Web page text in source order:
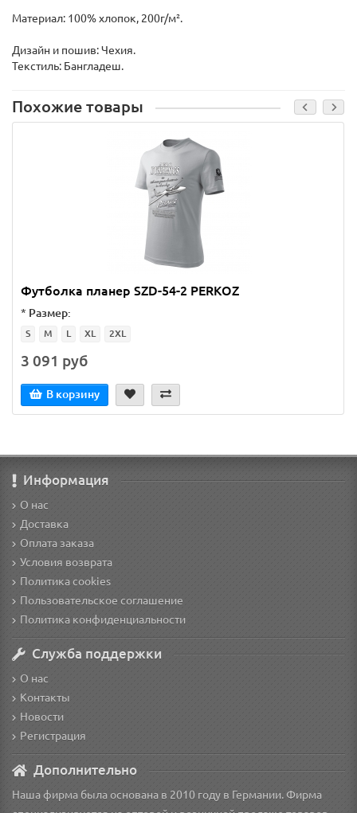
Материал: 100% хлопок, 200г/м².
Дизайн и пошив: Чехия.
Текстиль: Бангладеш.
Похожие товары
Футболка планер SZD-54-2 PERKOZ
* Размер:
S M L XL 2XL
3 091 руб
В корзину
Информация
О нас
Доставка
Оплата заказа
Условия возврата
Политика cookies
Пользовательское соглашение
Политика конфиденциальности
Служба поддержки
О нас
Контакты
Новости
Регистрация
Дополнительно
Наша фирма была основана в 2010 году в Германии. Фирма